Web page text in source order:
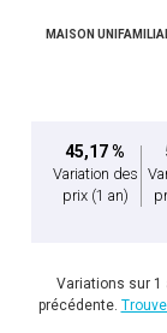
MAISON
45,17 %
Variation des
prix (1 an)
Variations sur 1
précédente.